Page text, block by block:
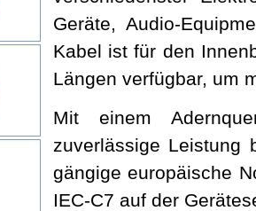
Geräte, Audio-
Kabel ist für den
Längen verfügbar, um
Mit einem
zuverlässige Leistung
gängige europäische
IEC-C7 auf der